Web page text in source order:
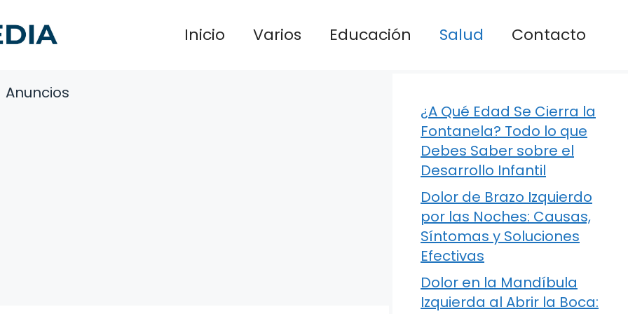
Inicio Varios Educación Salud Contacto
Anuncios
¿A Qué Edad Se Cierra la
Fontanela? Todo lo que
Debes Saber sobre el
Desarrollo Infantil
Dolor de Brazo Izquierdo
por las Noches: Causas,
Síntomas y Soluciones
Efectivas
Dolor en la Mandíbula
Izquierda al Abrir la Boca: